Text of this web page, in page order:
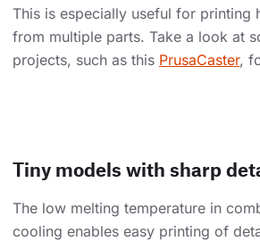
This is especially useful for printing
from multiple parts. Take a look at
projects, such as this PrusaCaster,
Tiny models with sharp
The low melting temperature in
cooling enables easy printing of